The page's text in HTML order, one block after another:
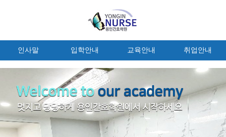
인사말 입학안내 교육안내 취업안내